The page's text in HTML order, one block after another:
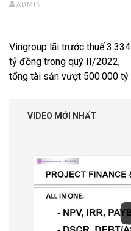
ADMIN
Điều
hướng
bài
Vingroup lãi trước thuế 3.334
tỷ đồng trong quý II/2022,
tổng tài sản vượt 500.000 tỷ
VIDEO MỚI NHẤT